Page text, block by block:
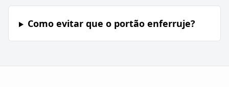
Como evitar que o portão enferruje?